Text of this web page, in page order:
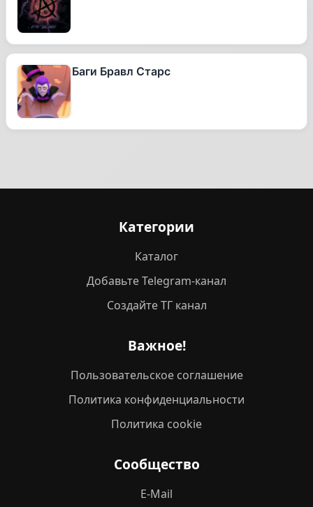
Баги Бравл Старс
Категории
Каталог
Добавьте Telegram-канал
Создайте ТГ канал
Важное!
Пользовательское соглашение
Политика конфиденциальности
Политика cookie
Сообщество
E-Mail